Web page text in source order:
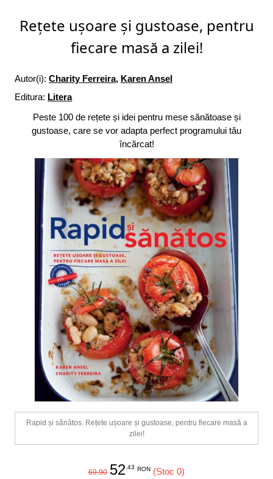
Rețete ușoare și gustoase, pentru
fiecare masă a zilei!
Autor(i): Charity Ferreira, Karen Ansel
Editura: Litera
Peste 100 de rețete și idei pentru mese sănătoase și
gustoase, care se vor adapta perfect programului tău
încărcat!
Rapid și sănătos. Rețete ușoare și gustoase, pentru fiecare masă a
zilei!
69.90 52.43 RON (Stoc 0)